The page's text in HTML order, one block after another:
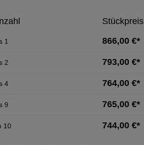
Stückpreis
1 866,00 €*
2 793,00 €*
4 764,00 €*
9 765,00 €*
10 744,00 €*